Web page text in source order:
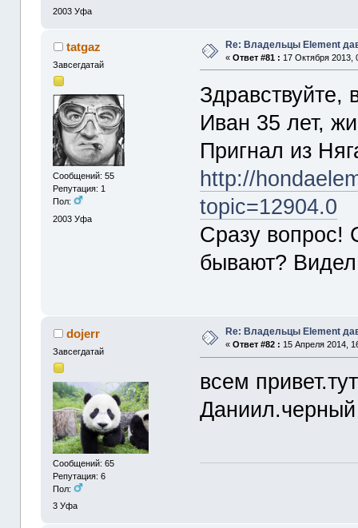
2003 Уфа
tatgaz
Завсегдатай
Сообщений: 55
Репутация: 1
Пол:
2003 Уфа
Re: Владельцы Element
«Ответ #81 : 17 Октября 2013,
Иван 35 лет,
Пригнал из
http://
topic=12904.0
Сразу вопрос!
бывают?
dojerr
Завсегдатай
Сообщений: 65
Репутация: 6
Пол:
3 Уфа
Re: Владельцы Element
«Ответ #82 : 15 Апреля 2014,
всем
Даниил.черный